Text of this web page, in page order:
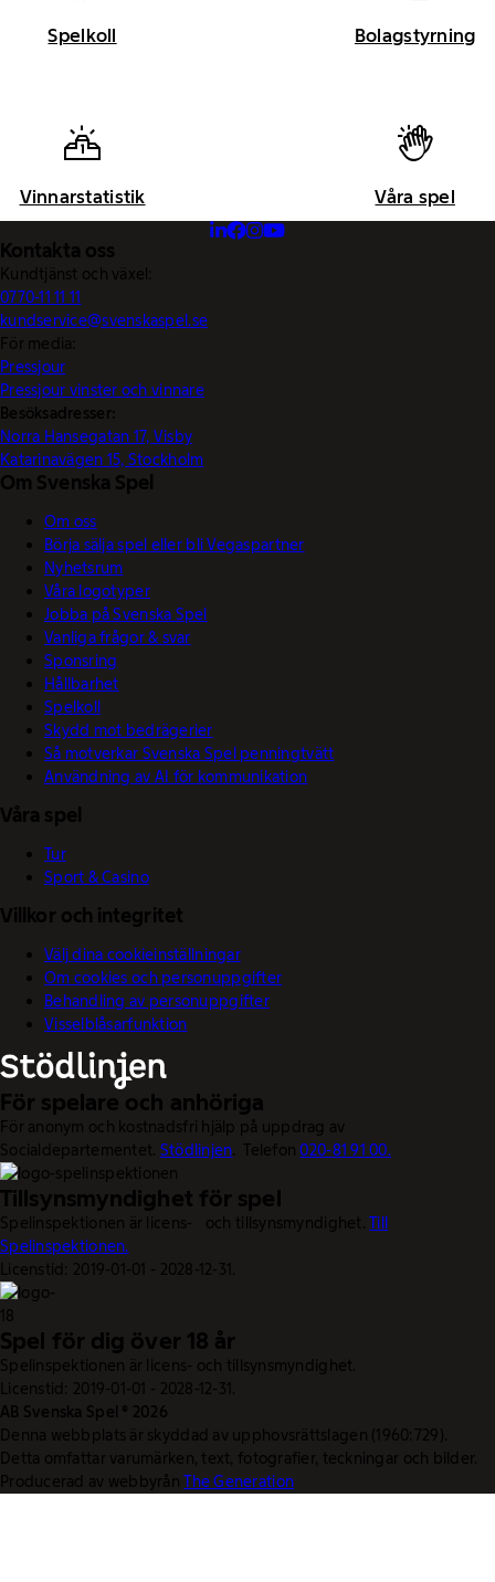
Spelkoll Bolagstyrning
Vinnarstatistik Våra spel
Kontakta oss
Kundtjänst och växel:
0770-11 11 11
kundservice@svenskaspel.se
För media:
Pressjour
Pressjour vinster och vinnare
Besöksadresser:
Norra Hansegatan 17, Visby
Katarinavägen 15, Stockholm
Om Svenska Spel
Om oss
Börja sälja spel eller bli Vegaspartner
Nyhetsrum
Våra logotyper
Jobba på Svenska Spel
Vanliga frågor & svar
Sponsring
Hållbarhet
Spelkoll
Skydd mot bedrägerier
Så motverkar Svenska Spel penningtvätt
Användning av AI för kommunikation
Våra spel
Tur
Sport & Casino
Villkor och integritet
Välj dina cookieinställningar
Om cookies och personuppgifter
Behandling av personuppgifter
Visselblåsarfunktion
För spelare och anhöriga
För anonym och kostnadsfri hjälp på uppdrag av
Socialdepartementet. Stödlinjen. Telefon020-81 91 00.
Tillsynsmyndighet för spel
Spelinspektionen är licens- och tillsynsmyndighet.Till
Spelinspektionen.
Licenstid: 2019-01-01 - 2028-12-31.
Spel för dig över 18 år
Spelinspektionen är licens- och tillsynsmyndighet.
Licenstid: 2019-01-01 - 2028-12-31.
AB Svenska Spel © 2026
Denna webbplats är skyddad av upphovsrättslagen (1960:729).
Detta omfattar varumärken, text, fotografier, teckningar och bilder.
Producerad av webbyrånThe Generation